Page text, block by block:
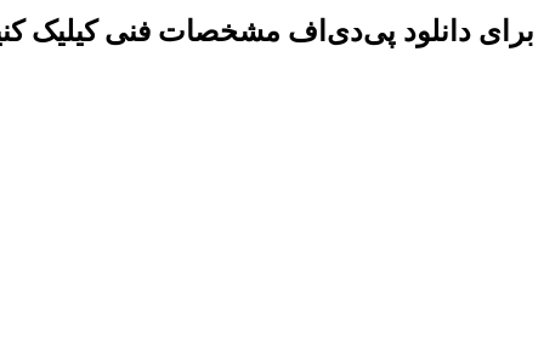
برای دانلود پی‌دی‌اف مشخصات فنی کیلیک